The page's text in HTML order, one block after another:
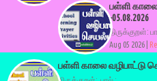
பள்ளி காலை
-05.08.2026
திருக்குறள்:
Aug 05 2026 |
பள்ளி காலை வழிபாட்டு